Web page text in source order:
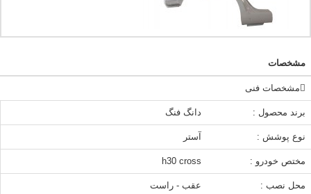
مشخصات
مشخصات فنی
برند محصول : دانگ فنگ
نوع پوشش : آستر
مختص خودرو : h30 cross
محل نصب : عقب - راست